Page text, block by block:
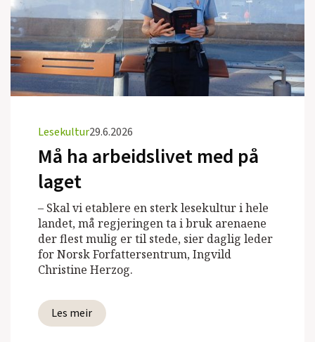
Lesekultur29.6.2026
Må ha arbeidslivet med på
laget
– Skal vi etablere en sterk lesekultur i hele
landet, må regjeringen ta i bruk arenaene
der flest mulig er til stede, sier daglig leder
for Norsk Forfattersentrum, Ingvild
Christine Herzog.
Les meir